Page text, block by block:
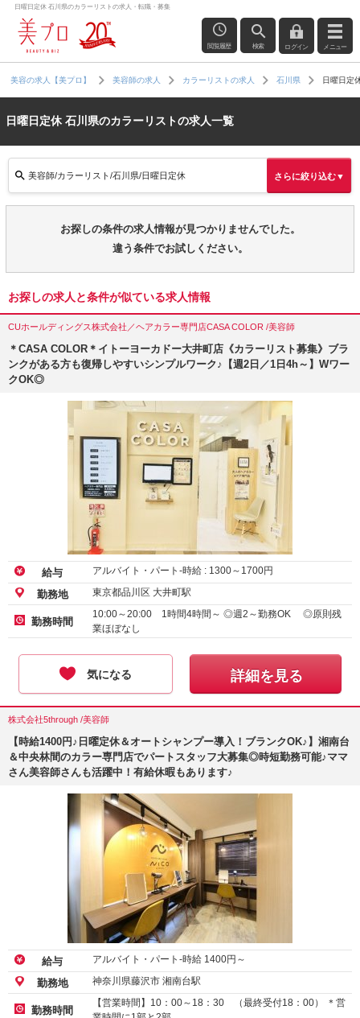
日曜日定休 石川県のカラーリストの求人・転職・募集
閲覧履歴 検索 ログイン メニュー
美容の求人【美プロ】 美容師の求人 カラーリストの求人 石川県 日曜日定
日曜日定休 石川県のカラーリストの求人一覧
美容師/カラーリスト/石川県/日曜日定休 さらに絞り込む▼
お探しの条件の求人情報が見つかりませんでした。
違う条件でお試しください。
お探しの求人と条件が似ている求人情報
CUホールディングス株式会社／ヘアカラー専門店CASA COLOR /美容師
＊CASA COLOR＊イトーヨーカドー大井町店《カラーリスト募集》ブラ
ンクがある方も復帰しやすいシンプルワーク♪【週2日／1日4h～】Wワー
クOK◎
給与 アルバイト・パート-時給 : 1300～ 1700円
勤務地 東京都品川区 大井町駅
勤務時間
10:00～20:00 1時間4時間～ ◎週2～勤務OK ◎原則残
業ほぼなし
気になる 詳細を見る
株式会社5through /美容師
【時給1400円♪日曜定休＆オートシャンプー導入！ブランクOK♪】湘南台
＆中央林間のカラー専門店でパートスタッフ大募集◎時短勤務可能♪ママ
さん美容師さんも活躍中！有給休暇もあります♪
給与 アルバイト・パート-時給 1400円～
勤務地 神奈川県藤沢市 湘南台駅
勤務時間
【営業時間】10：00～18：30 （最終受付18：00） ＊営